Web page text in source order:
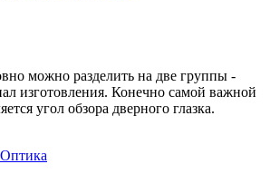
можно разделить на две группы -
изготовления. Конечно самой важной
угол обзора дверного глазка.